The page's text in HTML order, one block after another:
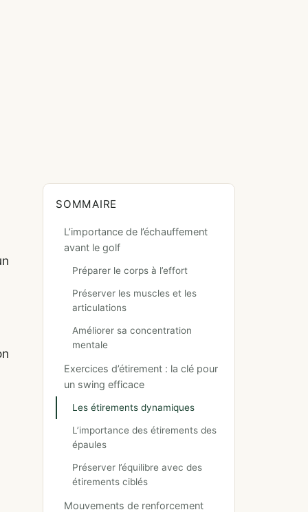
SOMMAIRE
L’importance de l’échauffement
avant le golf
Préparer le corps à l’effort
Préserver les muscles et les
articulations
Améliorer sa concentration
mentale
Exercices d’étirement : la clé pour
un swing efficace
Les étirements dynamiques
L’importance des étirements des
épaules
Préserver l’équilibre avec des
étirements ciblés
Mouvements de renforcement